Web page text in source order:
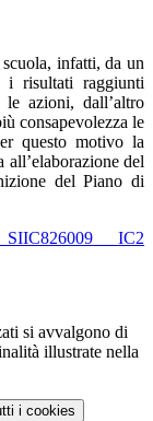
infatti, da un
i risultati raggiunti
le azioni, dall’altro
consapevolezza le
questo motivo la
all’elaborazione del
del Piano di
SIIC826009 IC2
si avvalgono di
illustrate nella
i cookies